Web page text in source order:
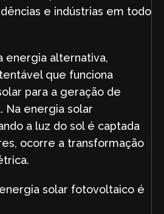
e indústrias em todo
energia alternativa,
que funciona
para a geração de
Na energia solar
a luz do sol é captada
ocorre a transformação
solar fotovoltaico é